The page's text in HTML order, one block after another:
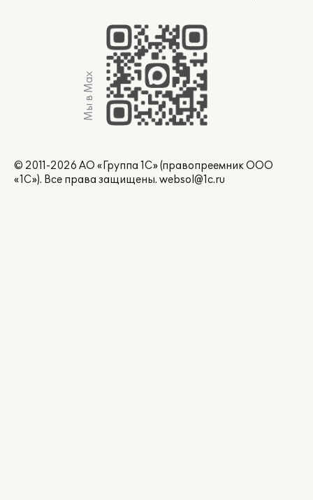
Мы в Max
© 2011-2026 АО «Группа 1С» (правопреемник ООО
«1С»). Все права защищены. websol@1c.ru